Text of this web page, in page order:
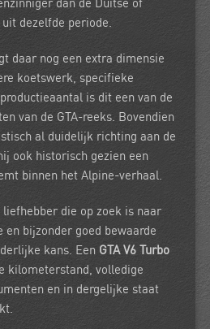
dan de Duitse of
dezelfde periode.
daar nog een extra dimensie
koetswerk, specifieke
is dit een van de
van de GTA-reeks. Bovendien
al duidelijk richting aan de
ook historisch gezien een
binnen het Alpine-verhaal.
die op zoek is naar
en bijzonder goed bewaarde
kans. Een GTA V6 Turbo
kilometerstand, volledige
en in dergelijke staat